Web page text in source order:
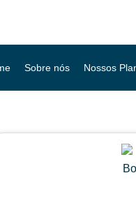
Sobre nós Nossos